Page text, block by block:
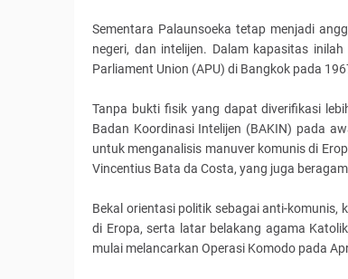
Sementara Palaunsoeka tetap menjadi
negeri, dan intelijen. Dalam kapasitas
Parliament Union (APU) di Bangkok pada
Tanpa bukti fisik yang dapat diverifikasi
Badan Koordinasi Intelijen (BAKIN) pada
untuk menganalisis manuver komunis di
Vincentius Bata da Costa, yang juga
Bekal orientasi politik sebagai anti-komunis,
di Eropa, serta latar belakang agama
mulai melancarkan Operasi Komodo pada